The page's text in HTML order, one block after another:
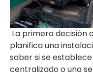
La primera decisión
planifica una
saber si se
centralizado o una